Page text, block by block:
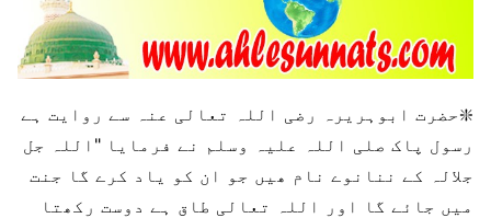
❇️حضرت ابوہریرہ رضی اللہ تعالی عنہ سے روایت ہے
رسول پاک صلی اللہ علیہ وسلم نے فرمایا "اللہ جل
جلالہ کے ننانوے نام ھیں جو ان کو یاد کرے گا جنت
میں جائے گا اور اللہ تعالی طاق ہے دوست رکھتا